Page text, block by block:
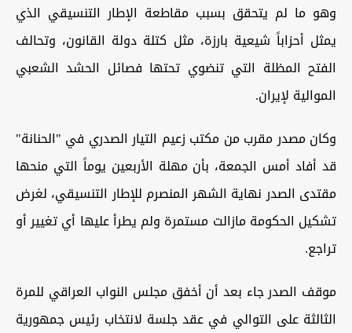
وهو ما لم يتحقق بسبب مقاطعة الإطار التنسيقي الذي
يمثل أحزاباً شيعية بارزة، مثل كتلة دولة القانون، وتحالف
الفتح المظلة التي تنضوي تحتها فصائل الحشد الشعبي
الموالية لإيران.
وكان مصدر مقرب من مكتب زعيم التيار الصدري في "الحنانة"
قد أفاد أمس الجمعة، بأن مهلة الأربعين يوماً التي منحها
مقتدى الصدر نهاية الشهر المنصرم للإطار التنسيقي، لغرض
تشكيل الحكومة مازالت مستمرة ولم يطرأ عليها أي تغيير أو
تراجع.
موقف الصدر جاء بعد أن أخفق مجلس النواب العراقي للمرة
الثالثة على التوالي في عقد جلسة لانتخاب رئيس جمهورية